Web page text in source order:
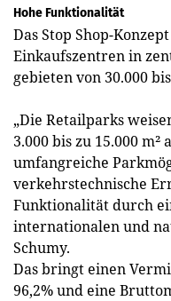
Hohe Funktionalität
Das Stop Shop-
Einkaufszen­tren in
gebieten von 30.000
„Die Retailparks
3.000 bis zu 15.000
umfangreiche
verkehrstechnische
Funktionalität durch
internationalen und
Schumy.
Das bringt einen
96,2% und eine